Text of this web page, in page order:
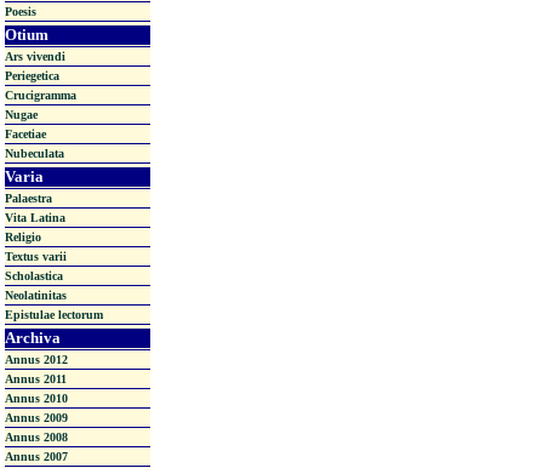
Poesis
Otium
Ars vivendi
Periegetica
Crucigramma
Nugae
Facetiae
Nubeculata
Varia
Palaestra
Vita Latina
Religio
Textus varii
Scholastica
Neolatinitas
Epistulae lectorum
Archiva
Annus 2012
Annus 2011
Annus 2010
Annus 2009
Annus 2008
Annus 2007